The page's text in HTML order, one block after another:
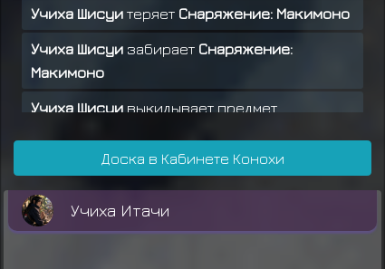
Хьюга Кори
Учиха Шин Учиха Гин Мияби Нара Хьюга Хидейо
Учиха Шисуитеряет Снаряжение: Макимоно
Учиха Шисуи забирает Снаряжение:
Макимоно
Учиха Шисуи выкидывает предмет
Учиха Шисуи получил награду за миссию
ранга C
Айцу
получил свиток миссии C ранга
Доска в Кабинете Конохи
Учиха Итачи